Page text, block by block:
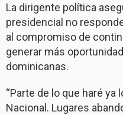
La dirigente política
presidencial no
al compromiso de
generar más
dominicanas.
“Parte de lo que haré
Nacional. Lugares